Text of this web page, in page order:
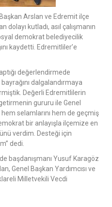
Başkan Arslan ve Edremit ilçe
kutladı, asıl çalışmanın
demokrat belediyecilik
kaydetti. Edremitliler’e
değerlendirmede
dalgalandırmaya
Değerli Edremitlilerin
gururu ile Genel
selamlarını hem de geçmiş
bir anlayışla ilçemize en
verdim. Desteği için
dedi.
başdanışmanı Yusuf Karagöz
Genel Başkan Yardımcısı ve
Milletvekili Vecdi